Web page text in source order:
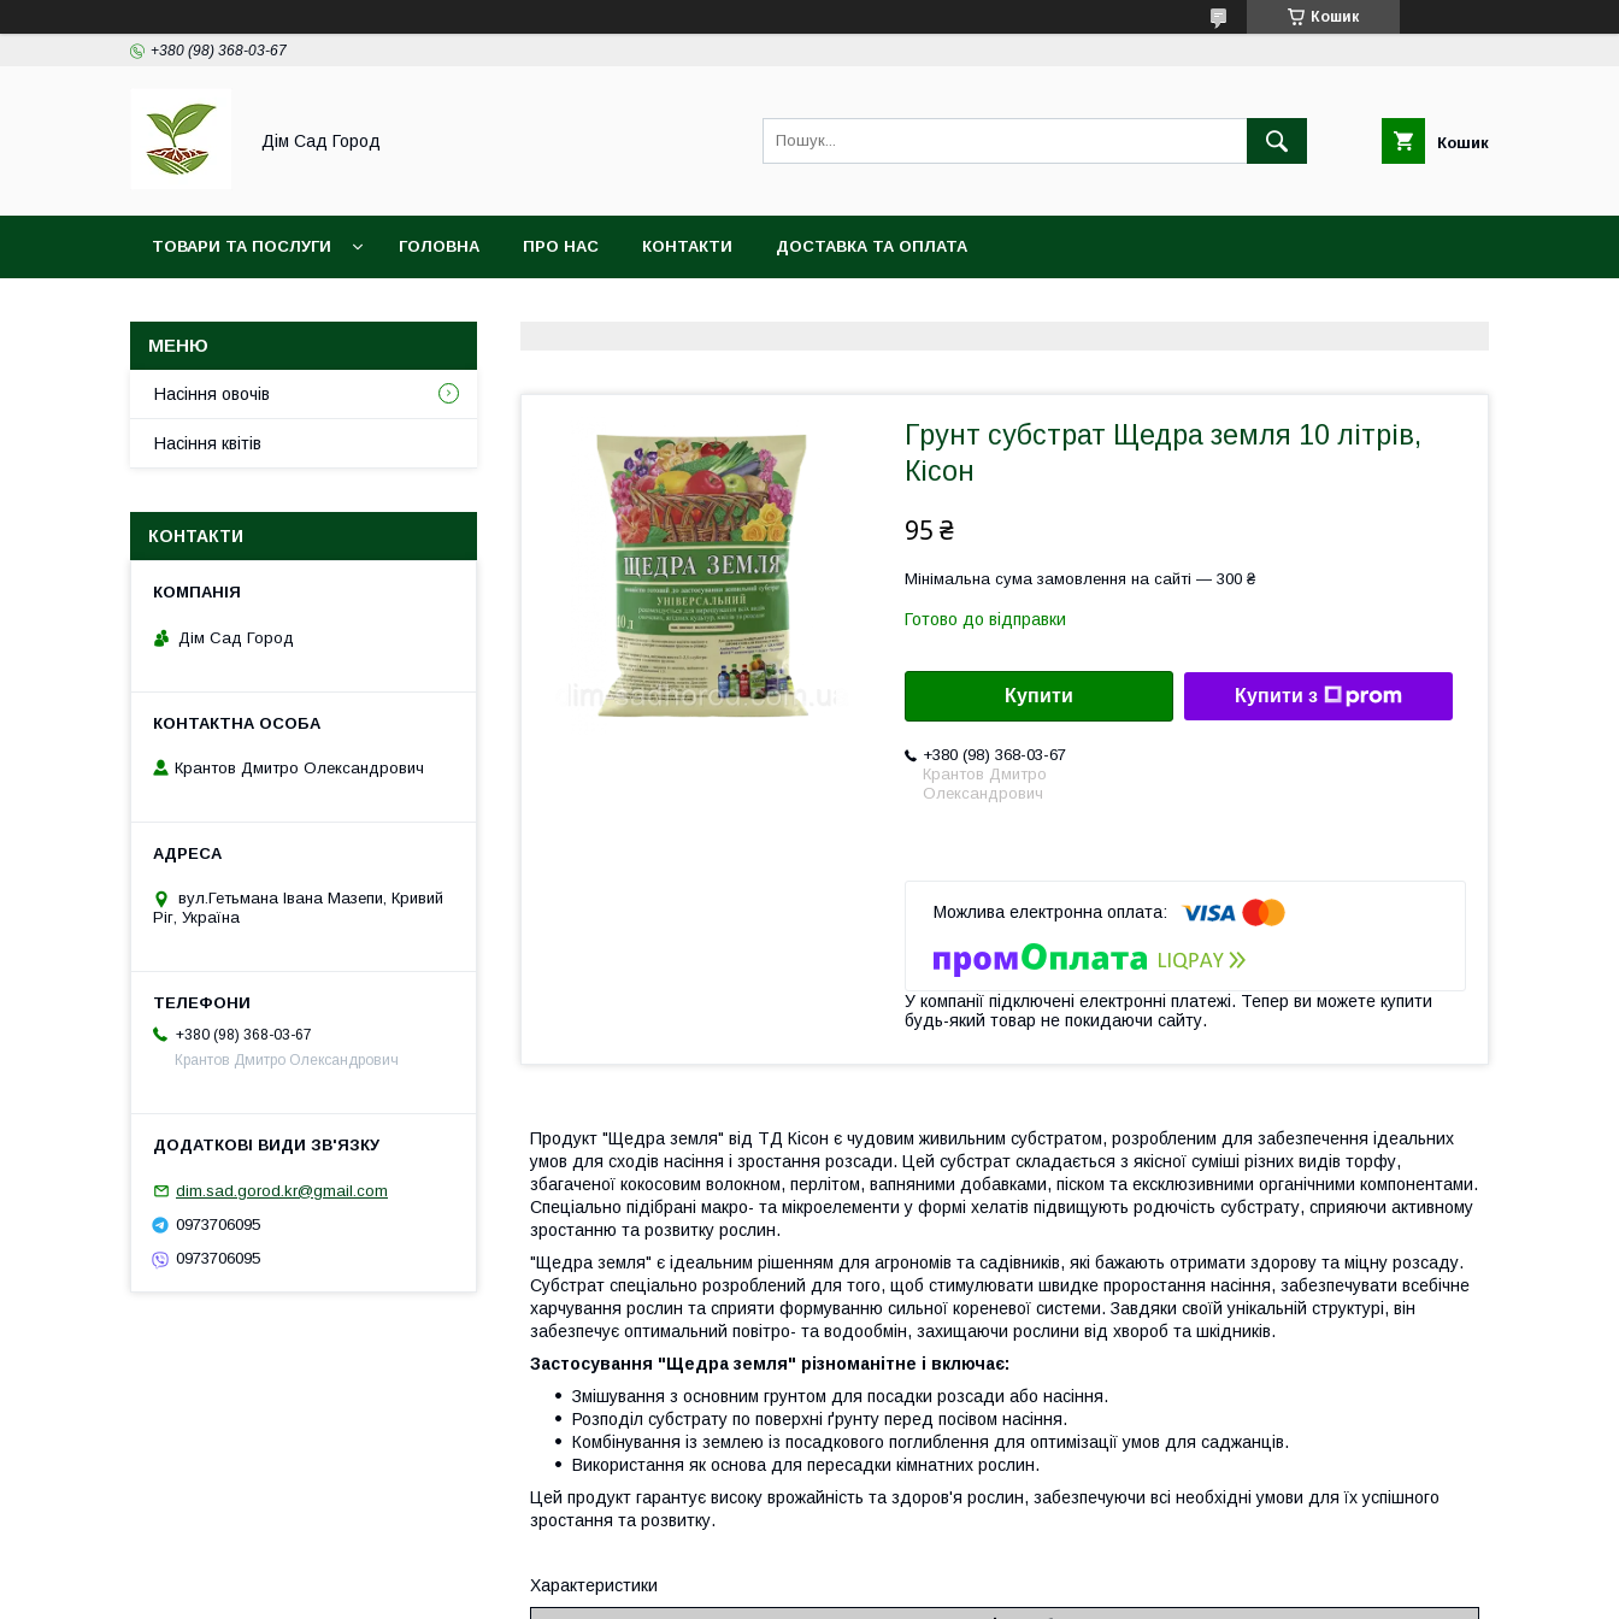
Кошик
+380 (98) 368-03-67
Дім Сад Город Кошик
ТОВАРИ ТА ПОСЛУГИ ГОЛОВНА ПРО НАС КОНТАКТИ ДОСТАВКА ТА ОПЛАТА
Грунт субстрат Щедра земля 10 літрів,
Кісон
95 ₴
Мінімальна сума замовлення на сайті — 300 ₴
Готово до відправки
Купити Купити з
+380 (98) 368-03-67
Крантов Дмитро
Олександрович
У компанії підключені електронні платежі. Тепер ви можете купити
будь-який товар не покидаючи сайту.
Продукт "Щедра земля" від ТД Кісон є чудовим живильним субстратом, розробленим для забезпечення ідеальних
умов для сходів насіння і зростання розсади. Цей субстрат складається з якісної суміші різних видів торфу,
збагаченої кокосовим волокном, перлітом, вапняними добавками, піском та ексклюзивними органічними компонентами.
Спеціально підібрані макро- та мікроелементи у формі хелатів підвищують родючість субстрату, сприяючи активному
зростанню та розвитку рослин.
"Щедра земля" є ідеальним рішенням для агрономів та садівників, які бажають отримати здорову та міцну розсаду.
Субстрат спеціально розроблений для того, щоб стимулювати швидке проростання насіння, забезпечувати всебічне
харчування рослин та сприяти формуванню сильної кореневої системи. Завдяки своїй унікальній структурі, він
забезпечує оптимальний повітро- та водообмін, захищаючи рослини від хвороб та шкідників.
Застосування "Щедра земля" різноманітне і включає:
Змішування з основним грунтом для посадки розсади або насіння.
Розподіл субстрату по поверхні ґрунту перед посівом насіння.
Комбінування із землею із посадкового поглиблення для оптимізації умов для саджанців.
Використання як основа для пересадки кімнатних рослин.
Цей продукт гарантує високу врожайність та здоров'я рослин, забезпечуючи всі необхідні умови для їх успішного
зростання та розвитку.
Характеристики
Насіння овочів
Насіння квітів
КОНТАКТИ
Дім Сад Город
Крантов Дмитро Олександрович
вул.Гетьмана Івана Мазепи, Кривий
Ріг, Україна
+380 (98) 368-03-67
Крантов Дмитро Олександрович
dim.sad.gorod.kr@gmail.com
0973706095
0973706095